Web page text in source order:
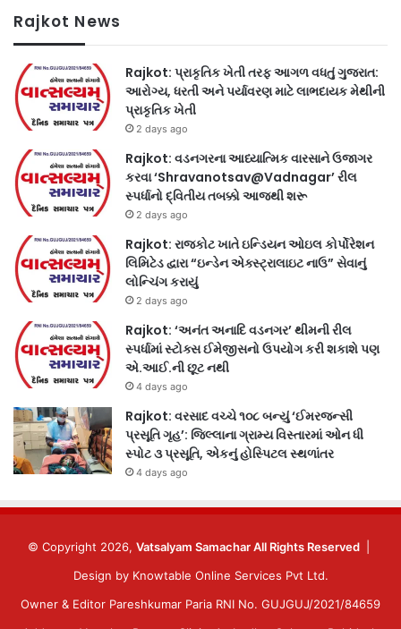
Rajkot News
Rajkot: પ્રાકૃતિક ખેતી તરફ આગળ વધતું ગુજરાત:
આરોગ્ય, ધરતી અને પર્યાવરણ માટે લાભદાયક મેથીની
પ્રાકૃતિક ખેતી
2 days ago
Rajkot: વડનગરના આધ્યાત્મિક વારસાને ઉજાગર
કરવા ‘Shravanotsav@Vadnagar’ રીલ
સ્પર્ધાનો દ્વિતીય તબક્કો આજથી શરૂ
2 days ago
Rajkot: રાજકોટ ખાતે ઇન્ડિયન ઓઇલ કોર્પોરેશન
લિમિટેડ દ્વારા “ઇન્ડેન એક્સ્ટ્રાલાઇટ નાઉ” સેવાનું
લોન્ચિંગ કરાયું
2 days ago
Rajkot: ‘અનંત અનાદિ વડનગર’ થીમની રીલ
સ્પર્ધામાં સ્ટોક્સ ઈમેજીસનો ઉપયોગ કરી શકાશે પણ
એ.આઈ.ની છૂટ નથી
4 days ago
Rajkot: વરસાદ વચ્ચે ૧૦૮ બન્યું ‘ઈમરજન્સી
પ્રસૂતિ ગૃહ’: જિલ્લાના ગ્રામ્ય વિસ્તારમાં ઓન ધી
સ્પોટ ૩ પ્રસૂતિ, એકનું હોસ્પિટલ સ્થળાંતર
4 days ago
© Copyright 2026, Vatsalyam Samachar All Rights Reserved
Design by Knowtable Online Services Pvt Ltd.
Owner & Editor Pareshkumar Paria RNI No. GUJGUJ/2021/84659